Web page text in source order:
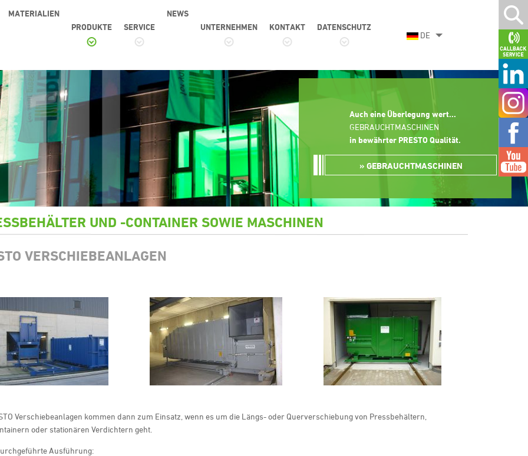
MATERIALIEN
PRODUKTE
SERVICE
NEWS
UNTERNEHMEN
KONTAKT
DATENSCHUTZ
DE
Auch eine Überlegung wert...
GEBRAUCHTMASCHINEN
in bewährter PRESTO Qualität.
GEBRAUCHTMASCHINEN
UND -CONTAINER SOWIE MASCHINEN
VERSCHIEBEANLAGEN
Verschiebeanlagen kommen dann zum Einsatz, wenn es um die Längs- oder Querverschiebung von Pressbehältern,
oder stationären Verdichtern geht.
Ausführung: